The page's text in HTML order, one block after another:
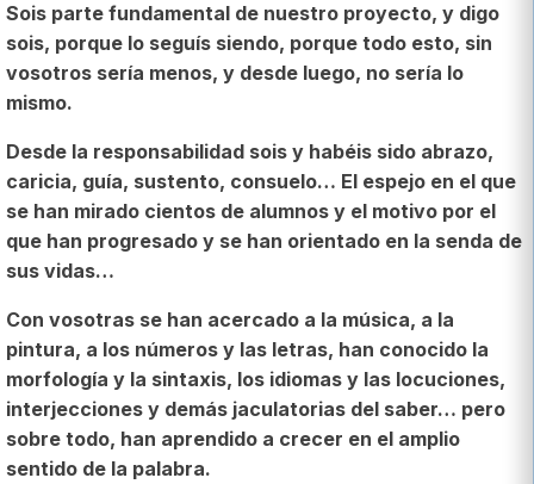
Sois parte fundamental de nuestro proyecto, y digo
sois, porque lo seguís siendo, porque todo esto, sin
vosotros sería menos, y desde luego, no sería lo
mismo.
Desde la responsabilidad sois y habéis sido abrazo,
caricia, guía, sustento, consuelo… El espejo en el que
se han mirado cientos de alumnos y el motivo por el
que han progresado y se han orientado en la senda de
sus vidas…
Con vosotras se han acercado a la música, a la
pintura, a los números y las letras, han conocido la
morfología y la sintaxis, los idiomas y las locuciones,
interjecciones y demás jaculatorias del saber… pero
sobre todo, han aprendido a crecer en el amplio
sentido de la palabra.